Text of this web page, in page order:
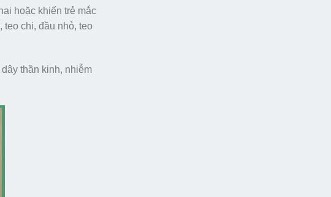
hoặc khiến trẻ mắc
teo chi, đầu nhỏ, teo
thần kinh, nhiễm